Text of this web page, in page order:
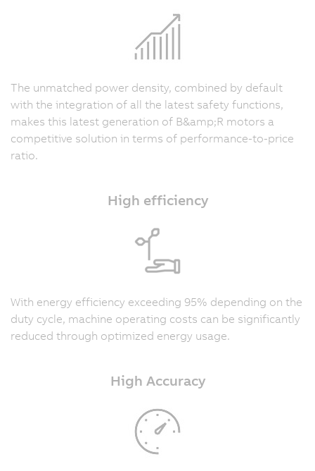
The unmatched power density, combined by default
with the integration of all the latest safety functions,
makes this latest generation of B&amp;R motors a
competitive solution in terms of performance-to-price
ratio.
High efficiency
With energy efficiency exceeding 95% depending on the
duty cycle, machine operating costs can be significantly
reduced through optimized energy usage.
High Accuracy